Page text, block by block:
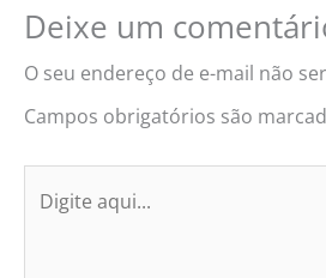
Deixe um
O seu endereço de e-mail não
Campos obrigatórios são